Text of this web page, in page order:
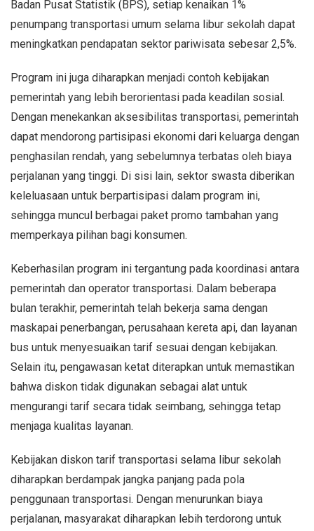
Badan Pusat Statistik (BPS), setiap kenaikan 1%
penumpang transportasi umum selama libur sekolah dapat
meningkatkan pendapatan sektor pariwisata sebesar 2,5%.
Program ini juga diharapkan menjadi contoh kebijakan
pemerintah yang lebih berorientasi pada keadilan sosial.
Dengan menekankan aksesibilitas transportasi, pemerintah
dapat mendorong partisipasi ekonomi dari keluarga dengan
penghasilan rendah, yang sebelumnya terbatas oleh biaya
perjalanan yang tinggi. Di sisi lain, sektor swasta diberikan
keleluasaan untuk berpartisipasi dalam program ini,
sehingga muncul berbagai paket promo tambahan yang
memperkaya pilihan bagi konsumen.
Keberhasilan program ini tergantung pada koordinasi antara
pemerintah dan operator transportasi. Dalam beberapa
bulan terakhir, pemerintah telah bekerja sama dengan
maskapai penerbangan, perusahaan kereta api, dan layanan
bus untuk menyesuaikan tarif sesuai dengan kebijakan.
Selain itu, pengawasan ketat diterapkan untuk memastikan
bahwa diskon tidak digunakan sebagai alat untuk
mengurangi tarif secara tidak seimbang, sehingga tetap
menjaga kualitas layanan.
Kebijakan diskon tarif transportasi selama libur sekolah
diharapkan berdampak jangka panjang pada pola
penggunaan transportasi. Dengan menurunkan biaya
perjalanan, masyarakat diharapkan lebih terdorong untuk